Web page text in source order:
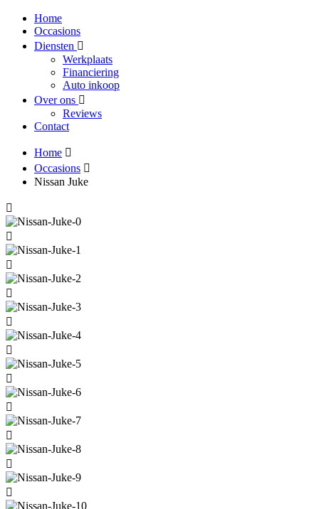
Home
Occasions
Diensten
Werkplaats
Financiering
Auto inkoop
Over ons
Reviews
Contact
Home
Occasions
Nissan Juke